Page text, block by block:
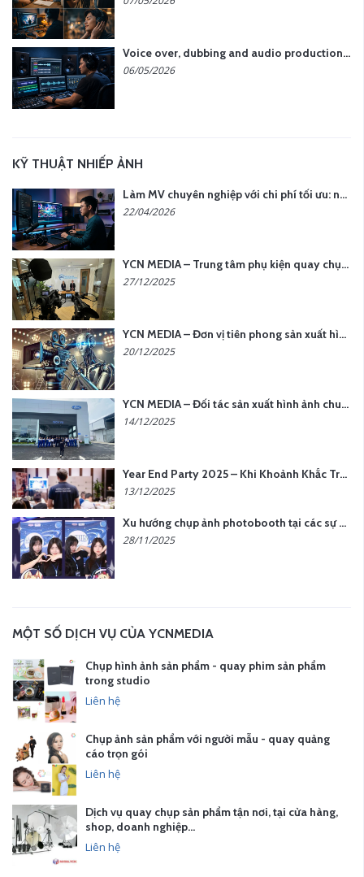
Voice over, dubbing and audio production services in Vietnam for global content
06/05/2026
KỸ THUẬT NHIẾP ẢNH
Làm MV chuyên nghiệp với chi phí tối ưu: nên chọn quay thực tế hay video AI?
22/04/2026
YCN MEDIA – Trung tâm phụ kiện quay chụp tại Hà Nội
27/12/2025
YCN MEDIA – Đơn vị tiên phong sản xuất hình ảnh & âm thanh bằng AI tại Hà Nội
20/12/2025
YCN MEDIA – Đối tác sản xuất hình ảnh chuyên nghiệp cho doanh nghiệp tại Hà Nội
14/12/2025
Year End Party 2025 – Khi Khoảnh Khắc Trở Thành Dấu Ấn | Gói Ưu Đãi Tháng 12 Từ YCN Media
13/12/2025
Xu hướng chụp ảnh photobooth tại các sự kiện hiện nay
28/11/2025
MỘT SỐ DỊCH VỤ CỦA YCNMEDIA
Chụp hình ảnh sản phẩm - quay phim sản phẩm
trong studio
Liên hệ
Chụp ảnh sản phẩm với người mẫu - quay quảng
cáo trọn gói
Liên hệ
Dịch vụ quay chụp sản phẩm tận nơi, tại cửa hàng,
shop, doanh nghiệp…
Liên hệ